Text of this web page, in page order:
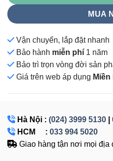
MUA
Vận chuyển, lắp đặt nhanh
Bảo hành miễn phí 1 năm
Bảo trì trọn vòng đời sản
Giá trên web áp dụng
Hà Nội : (024) 3999 5130
HCM : 033 994 5020
Giao hàng tận nơi mọi địa